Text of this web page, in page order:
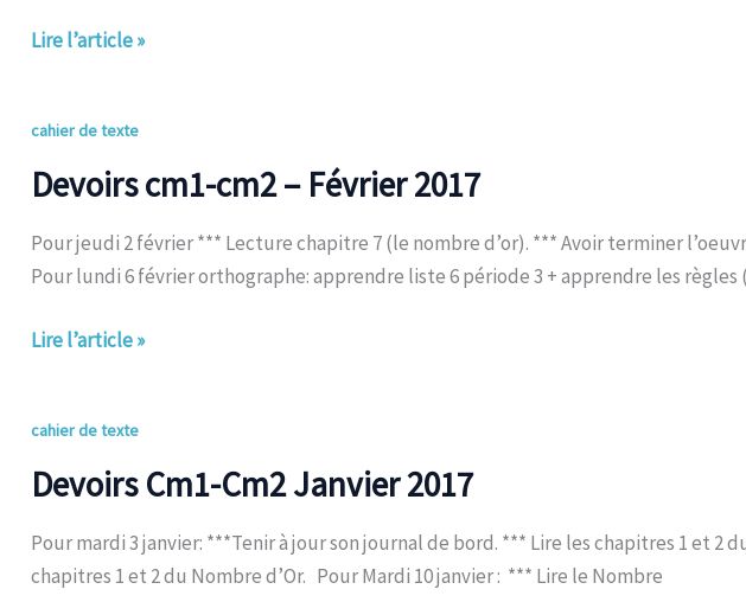
Lire l’article »
cahier de texte
Devoirs cm1-cm2 – Février 2017
Pour jeudi 2 février *** Lecture chapitre 7 (le nombre d’or). *** Avoir terminer
Pour lundi 6 février orthographe: apprendre liste 6 période 3 + apprendre les
Devoirs
cm2
Février
Lire l’article »
cahier de texte
Devoirs Cm1-Cm2 Janvier 2017
Pour mardi 3 janvier: ***Tenir à jour son journal de bord. *** Lire les chapitres 1 et 2
chapitres 1 et 2 du Nombre d’Or. Pour Mardi 10 janvier : *** Lire le Nombre
Devoirs
Cm2